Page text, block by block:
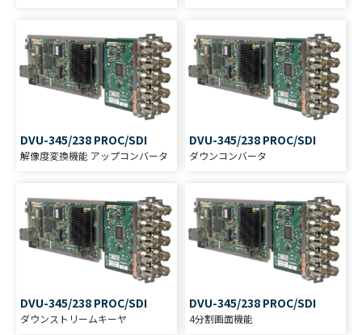
DVU-345/238 PROC/SDI
解像度変換機能 アップコンバータ
DVU-345/238 PROC/SDI
ダウンコンバータ
DVU-345/238 PROC/SDI
ダウンストリームキーヤ
DVU-345/238 PROC/SDI
4分割画面機能